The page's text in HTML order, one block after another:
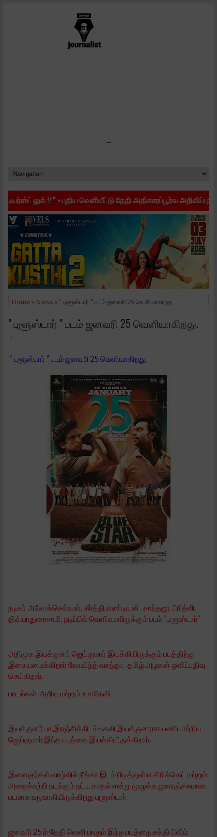
-
!!*•புதிய வெளியீட்டு தேதி அதிகாரப்பூர்வ அறிவிப்பு: ஆகஸ்ட்
Home » News » " புளூஸ்டார் " படம் ஜனவரி 25 வெளியாகிறது.
" புளூஸ்டார் " படம் ஜனவரி 25 வெளியாகிறது.
" புளூஸ்டார் " படம் ஜனவரி 25 வெளியாகிறது.
நடிகர் அசோக்செல்வன், கீர்த்திபாண்டியன் , சாந்தனு, பிரித்வி,
திவ்யாதுரைசாமி, நடிப்பில் வெளிவரவிருக்கும் படம் "புளூஸ்டார்"
அறிமுக இயக்குனர் ஜெய்குமார் இயக்கியிருக்கும் படத்திற்கு
இசையமைக்கிறார் கோவிந்த் வசந்தா, தமிழ் அழகன் ஒளிப்பதிவு
செய்கிறார்.
பாடல்கள் அறிவு மற்றும் உமாதேவி.
இயக்குனர் பா.இரஞ்சித்திடம் உதவி இயக்குனராக பணியாற்றிய
ஜெய்குமார் இந்த படத்தை இயக்கியிருக்கிறார்.
இளைஞர்கள் வாழ்வில் நீங்கா இடம் பிடித்துள்ள கிரிக்கெட் மற்றும்
அதைச்சுற்றி நடக்கும் நட்பு, காதல் என்று முழுக்க ஜனரஞ்சகமான
படமாக உருவாகியிருக்கிறது புளூஸ்டார்.
ஜனவரி 25 ம் தேதி வெளியாகும் இந்த படத்தை சக்தி பிலிம்